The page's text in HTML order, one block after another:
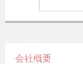
会社概要